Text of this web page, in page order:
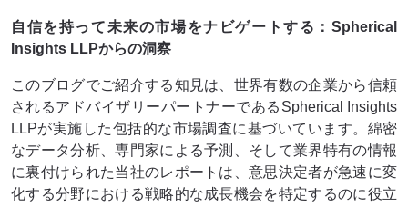
自信を持って未来の市場をナビゲートする：Spherical
Insights LLPからの洞察
このブログでご紹介する知見は、世界有数の企業から信頼
されるアドバイザリーパートナーであるSpherical Insights
LLPが実施した包括的な市場調査に基づいています。綿密
なデータ分析、専門家による予測、そして業界特有の情報
に裏付けられた当社のレポートは、意思決定者が急速に変
化する分野における戦略的な成長機会を特定するのに役立